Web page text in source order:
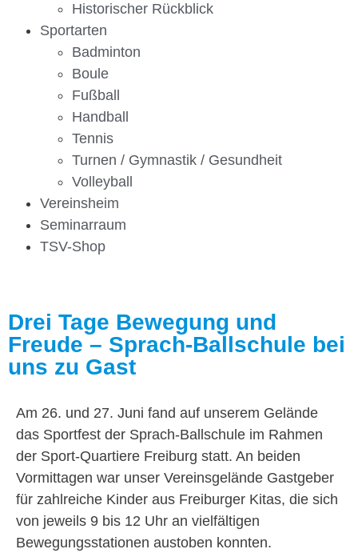
Historischer Rückblick
Sportarten
Badminton
Boule
Fußball
Handball
Tennis
Turnen / Gymnastik / Gesundheit
Volleyball
Vereinsheim
Seminarraum
TSV-Shop
Drei Tage Bewegung und
Freude – Sprach-Ballschule bei
uns zu Gast
Am 26. und 27. Juni fand auf unserem Gelände
das Sportfest der Sprach-Ballschule im Rahmen
der Sport-Quartiere Freiburg statt. An beiden
Vormittagen war unser Vereinsgelände Gastgeber
für zahlreiche Kinder aus Freiburger Kitas, die sich
von jeweils 9 bis 12 Uhr an vielfältigen
Bewegungsstationen austoben konnten.